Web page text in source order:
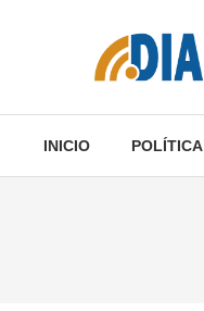
INICIO POLÍTICA